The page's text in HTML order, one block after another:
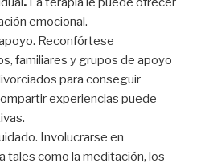
emocional.
Reconfórtese
familiares y grupos de apoyo
para conseguir
experiencias puede
Involucrarse en
tales como la meditación, los